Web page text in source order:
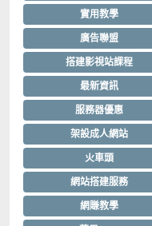
實用教學
廣告聯盟
搭建影視站課程
最新資訊
服務器優惠
架設成人網站
火車頭
網站搭建服務
網賺教學